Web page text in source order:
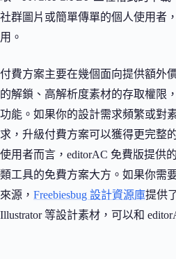
社群圖片或簡單傳單的個人使用者
用。
付費方案主要在幾個面向提供額外
的解鎖、高解析度素材的存取權限
功能。如果你的設計需求頻繁或對
求，升級付費方案可以獲得更完整
使用者而言，editorAC 免費版提供
類工具的免費方案大方。如果你需
來源， Freebiesbug 設計資源庫提供
Illustrator 等設計素材，可以和